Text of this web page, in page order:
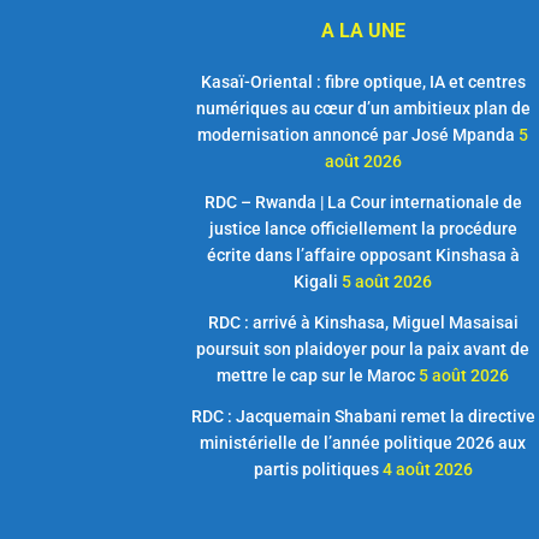
A LA UNE
Kasaï-Oriental : fibre optique, IA et centres
numériques au cœur d’un ambitieux plan de
modernisation annoncé par José Mpanda 5
août 2026
RDC – Rwanda | La Cour internationale de
justice lance officiellement la procédure
écrite dans l’affaire opposant Kinshasa à
Kigali 5 août 2026
RDC : arrivé à Kinshasa, Miguel Masaisai
poursuit son plaidoyer pour la paix avant de
mettre le cap sur le Maroc 5 août 2026
RDC : Jacquemain Shabani remet la directive
ministérielle de l’année politique 2026 aux
partis politiques 4 août 2026